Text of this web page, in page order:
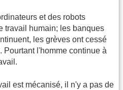
et des robots
travail humain; les banques
les grèves ont cessé
Pourtant l'homme continue à
est mécanisé, il n'y a pas de